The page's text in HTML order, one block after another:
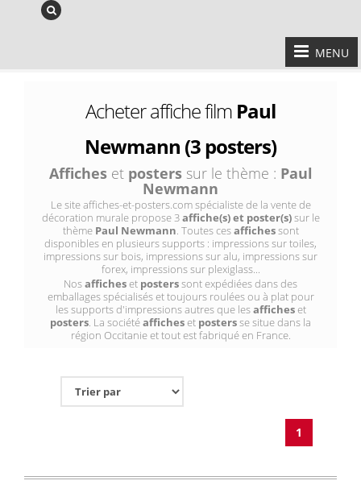
MENU
Acheter affiche film Paul
Newmann (3 posters)
Afficheset posterssur le thème : Paul
Newmann
Le site affiches-et-posters.com spécialiste de la vente de
décoration murale propose 3affiche(s) et poster(s)sur le
thème Paul Newmann. Toutes cesaffichessont
disponibles en plusieurs supports : impressions sur toiles,
impressions sur bois, impressions sur alu, impressions sur
forex, impressions sur plexiglass...
Nosafficheset posterssont expédiées dans des
emballages spécialisés et toujours roulées ou à plat pour
les supports d'impressions autres que lesafficheset
posters. La sociétéafficheset postersse situe dans la
région Occitanie et tout est fabriqué en France.
1